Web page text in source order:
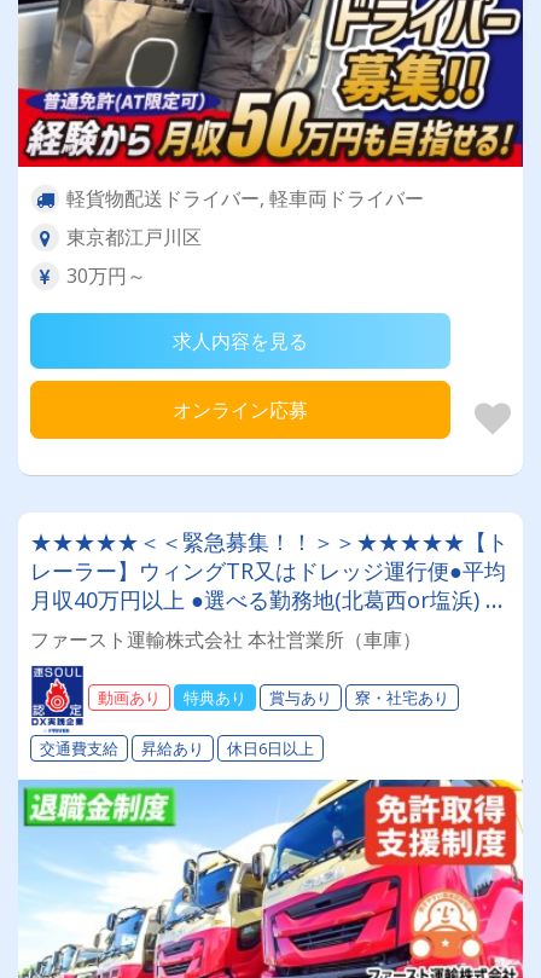
軽貨物配送ドライバー, 軽車両ドライバー
東京都江戸川区
30万円～
求人内容を見る
オンライン応募
★★★★★＜＜緊急募集！！＞＞★★★★★【ト
レーラー】ウィングTR又はドレッジ運行便●平均
月収40万円以上 ●選べる勤務地(北葛西or塩浜) ●
社員寮あり ●退職金あり ●免許取得支援制度あり
●入社祝い金あり
ファースト運輸株式会社 本社営業所（車庫）
動画あり 特典あり 賞与あり 寮・社宅あり
交通費支給 昇給あり 休日6日以上